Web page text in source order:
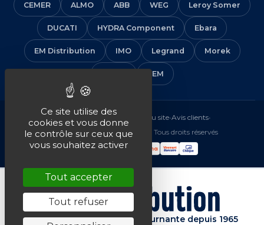
CEMER ALMO ABB WEG Leroy Somer
DUCATI HYDRA Component Ebara
EM Distribution IMO Legrand Morek
VEM
Mentions légales•CGV Plan du site•Avis clients•
© 2016-2026 EM Distribution - Tous droits réservés
Spécialiste de la machine tournante depuis 1965
Ce site utilise des
cookies et vous donne
le contrôle sur ceux que
vous souhaitez activer
Tout accepter
Tout refuser